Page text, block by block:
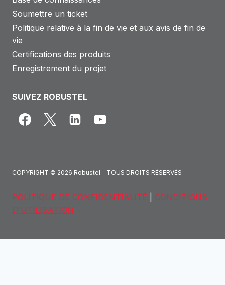
Soumettre un ticket
Politique relative à la fin de vie et aux avis de fin de
vie
Certifications des produits
Enregistrement du projet
SUIVEZ ROBUSTEL
COPYRIGHT © 2026 Robustel - TOUS DROITS RÉSERVÉS
POLITIQUE DE CONFIDENTIALITÉ
CONDITIONS
D'UTILISATION